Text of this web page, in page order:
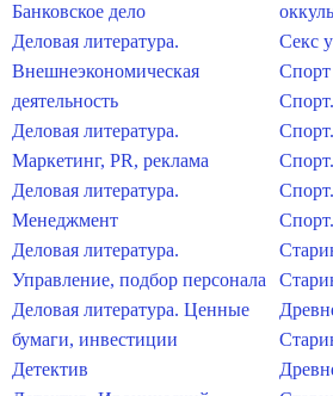
Банковское дело
Деловая литература.
Внешнеэкономическая
деятельность
Деловая литература.
Маркетинг, PR, реклама
Деловая литература.
Менеджмент
Деловая литература.
Управление, подбор персонала
Деловая литература. Ценные
бумаги, инвестиции
Детектив
Секс
Спорт